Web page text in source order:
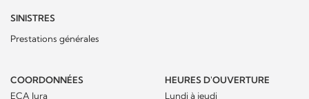
SINISTRES
Prestations générales
COORDONNÉES
ECA Jura
HEURES D'OUVERTURE
Lundi à jeudi